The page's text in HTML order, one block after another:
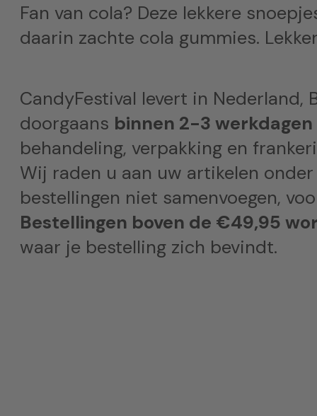
Fan van cola? Deze lekkere
daarin zachte cola gummies.
CandyFestival levert in Nederland,
doorgaans binnen 2-3
behandeling, verpakking en
Wij raden u aan uw artikelen
bestellingen niet samenvoegen,
Bestellingen boven de €49,95
waar je bestelling zich bevindt.